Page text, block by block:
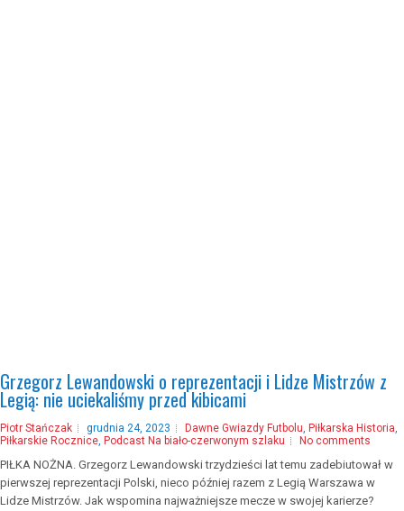
Grzegorz Lewandowski o reprezentacji i Lidze Mistrzów z
Legią: nie uciekaliśmy przed kibicami
Piotr Stańczak grudnia 24, 2023 Dawne Gwiazdy Futbolu, Piłkarska Historia,
Piłkarskie Rocznice, Podcast Na biało-czerwonym szlaku No comments
PIŁKA NOŻNA. Grzegorz Lewandowski trzydzieści lat temu zadebiutował w
pierwszej reprezentacji Polski, nieco później razem z Legią Warszawa w
Lidze Mistrzów. Jak wspomina najważniejsze mecze w swojej karierze?